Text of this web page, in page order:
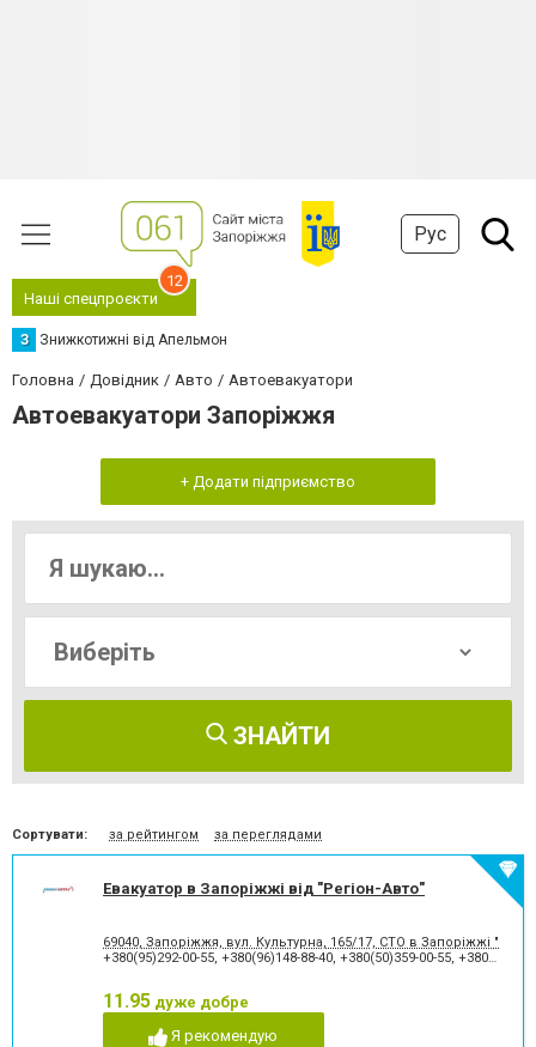
Рус
Наші спецпроєкти
12
З Знижкотижні від Апельмон
Головна Довідник Авто Автоевакуатори
Автоевакуатори Запоріжжя
+ Додати підприємство
ЗНАЙТИ
Сортувати: за рейтингом за переглядами
Евакуатор в Запоріжжі від "Регіон-Авто"
69040, Запоріжжя, вул. Культурна, 165/17, СТО в Запоріжжі
+380(95)292-00-55, +380(96)148-88-40, +380(50)359-00-55, +380(95)767-17-17
11.95 дуже добре
Я рекомендую